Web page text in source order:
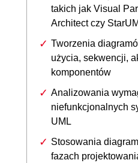
takich jak Visual
Architect czy
Tworzenia
użycia, sekwencji,
komponentów
Analizowania
niefunkcjonalnych
UML
Stosowania
fazach